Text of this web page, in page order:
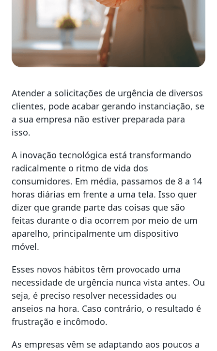
Atender a solicitações de urgência de diversos
clientes, pode acabar gerando instanciação, se
a sua empresa não estiver preparada para
isso.
A inovação tecnológica está transformando
radicalmente o ritmo de vida dos
consumidores. Em média, passamos de 8 a 14
horas diárias em frente a uma tela. Isso quer
dizer que grande parte das coisas que são
feitas durante o dia ocorrem por meio de um
aparelho, principalmente um dispositivo
móvel.
Esses novos hábitos têm provocado uma
necessidade de urgência nunca vista antes. Ou
seja, é preciso resolver necessidades ou
anseios na hora. Caso contrário, o resultado é
frustração e incômodo.
As empresas vêm se adaptando aos poucos a